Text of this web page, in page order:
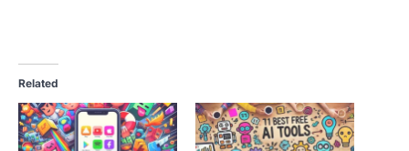
Related